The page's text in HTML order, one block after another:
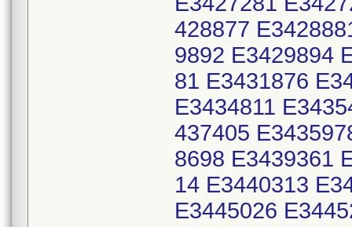
428877
9892 E3429894
81 E3431876
E3434811
437405
8698 E3439361
14 E3440313
E3445026